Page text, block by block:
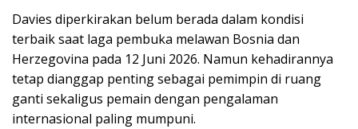
Davies diperkirakan belum berada dalam kondisi
terbaik saat laga pembuka melawan Bosnia dan
Herzegovina pada 12 Juni 2026. Namun kehadirannya
tetap dianggap penting sebagai pemimpin di ruang
ganti sekaligus pemain dengan pengalaman
internasional paling mumpuni.